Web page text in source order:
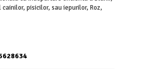
pisicilor, sau iepurilor, Roz,